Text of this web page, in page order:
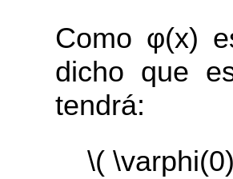
Como φ(x)
dicho que
tendrá:
\(